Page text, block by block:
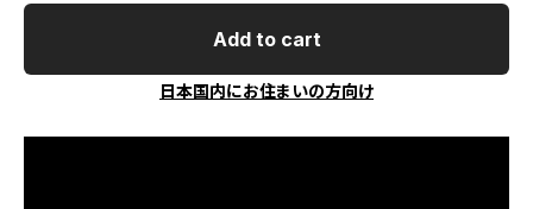
Add to cart
日本国内にお住まいの方向け